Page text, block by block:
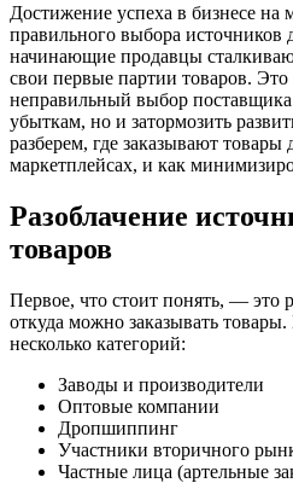
Достижение успеха в бизнесе на
правильного выбора источников
начинающие продавцы
свои первые партии товаров. Это
неправильный выбор
убыткам, но и затормозить
разберем, где заказывают товары
маркетплейсах, и как
Разоблачение
товаров
Первое, что стоит понять, — это
откуда можно заказывать
несколько категорий:
Заводы и производители
Оптовые компании
Дропшиппинг
Участники вторичного
Частные лица (артельные